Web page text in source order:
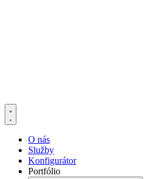
O nás
Služby
Konfigurátor
Portfólio